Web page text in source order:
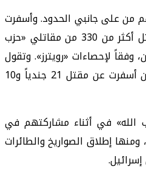
من على جانبي الحدود. وأسفرت
الهجمات الإسرائيلية عن مقتل أكثر من 330 من مقاتلي «حزب
في لبنان، وفقاً لإحصاءات «رويترز». وتقول
إسرائيل إن الهجمات من لبنان أسفرت عن مقتل 21 جندياً و10
في أثناء مشاركتهم في
ومنها إطلاق الصواريخ والطائرات